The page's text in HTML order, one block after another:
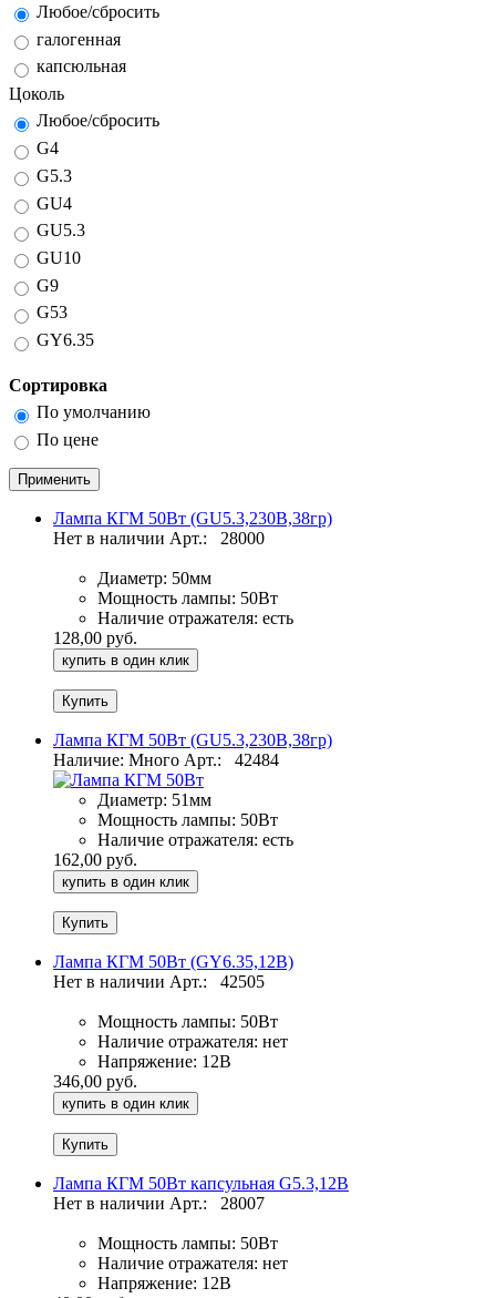
Любое/сбросить
галогенная
капсюльная
Цоколь
Любое/сбросить
G4
G5.3
GU4
GU5.3
GU10
G9
G53
GY6.35
Сортировка
По умолчанию
По цене
Лампа КГМ 50Вт (GU5.3,230В,38гр)
Нет в наличии Арт.: 28000
Диаметр: 50мм
Мощность лампы: 50Вт
Наличие отражателя: есть
128,00 руб.
купить в один клик
Лампа КГМ 50Вт (GU5.3,230В,38гр)
Наличие: Много Арт.: 42484
Диаметр: 51мм
Мощность лампы: 50Вт
Наличие отражателя: есть
162,00 руб.
купить в один клик
Лампа КГМ 50Вт (GY6.35,12В)
Нет в наличии Арт.: 42505
Мощность лампы: 50Вт
Наличие отражателя: нет
Напряжение: 12В
346,00 руб.
купить в один клик
Лампа КГМ 50Вт капсульная G5.3,12В
Нет в наличии Арт.: 28007
Мощность лампы: 50Вт
Наличие отражателя: нет
Напряжение: 12В